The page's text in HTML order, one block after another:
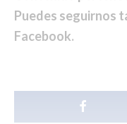
Puedes seguirnos
Facebook.